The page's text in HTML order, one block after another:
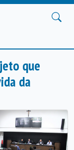
que
da